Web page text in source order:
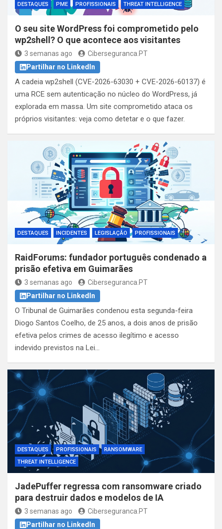
DESTAQUES PME PROFISSIONAIS THREAT INTELLIGENCE
O seu site WordPress foi comprometido pelo
wp2shell? O que acontece aos visitantes
3 semanas ago
Ciberseguranca.PT
Partilhar no LinkedIn
A cadeia wp2shell (CVE-2026-63030 + CVE-2026-60137) é
uma RCE sem autenticação no núcleo do WordPress, já
explorada em massa. Um site comprometido ataca os
próprios visitantes: veja como detetar e o que fazer.
DESTAQUES INCIDENTES LEGISLAÇÃO PROFISSIONAIS
RaidForums: fundador português condenado a
prisão efetiva em Guimarães
3 semanas ago
Ciberseguranca.PT
Partilhar no LinkedIn
O Tribunal de Guimarães condenou esta segunda-feira
Diogo Santos Coelho, de 25 anos, a dois anos de prisão
efetiva pelos crimes de acesso ilegítimo e acesso
indevido previstos na Lei…
DESTAQUES PROFISSIONAIS
RANSOMWARE
THREAT INTELLIGENCE
JadePuffer regressa com ransomware criado
para destruir dados e modelos de IA
3 semanas ago
Ciberseguranca.PT
Partilhar no LinkedIn